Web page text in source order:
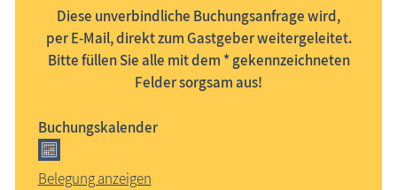
BlogDiese unverbindliche Buchungsanfrage wird,
per E-Mail, direkt zum Gastgeber weitergeleitet.
Bitte füllen Sie alle mit dem * gekennzeichneten
Felder sorgsam aus!
Buchungskalender
Belegung anzeigen